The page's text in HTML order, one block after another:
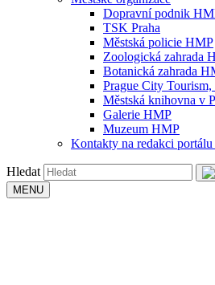
Dopravní podnik
TSK Praha
Městská policie HMP
Zoologická zahrada
Botanická zahrada
Prague City Tourism,
Městská knihovna v
Galerie HMP
Muzeum HMP
Kontakty na redakci portálu
Hledat
MENU